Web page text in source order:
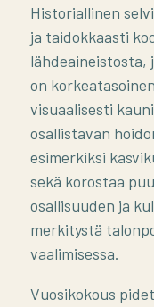
Historiallinen
ja taidokkaasti
lähdeaineistosta,
on
visuaalisesti
osallistavan
esimerkiksi
sekä korostaa
osallisuuden ja
merkitystä
vaalimisessa.
Vuosikokous